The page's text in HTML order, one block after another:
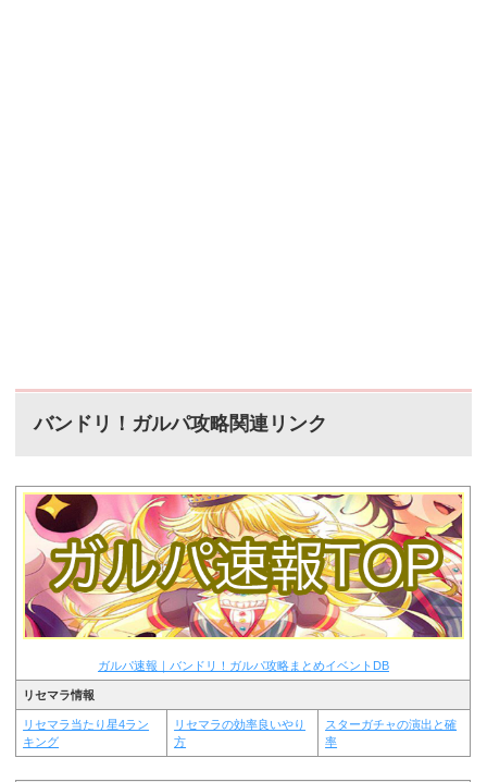
バンドリ！ガルパ攻略関連リンク
ガルパ速報｜バンドリ！ガルパ攻略まとめイベントDB
リセマラ情報
リセマラ当たり星4ラン
キング
リセマラの効率良いやり
方
スターガチャの演出と確
率